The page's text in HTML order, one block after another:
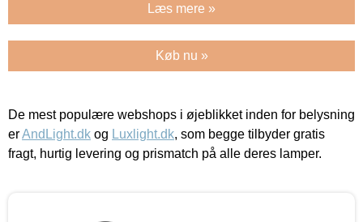
Læs mere »
Køb nu »
De mest populære webshops i øjeblikket inden for belysning
erAndLight.dk og Luxlight.dk, som begge tilbyder gratis
fragt, hurtig levering og prismatch på alle deres lamper.